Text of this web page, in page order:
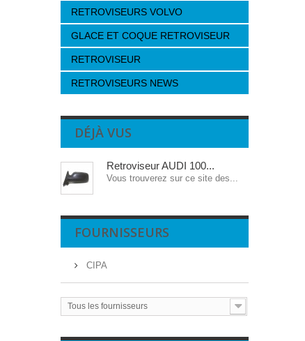
RETROVISEURS VOLVO
GLACE ET COQUE RETROVISEUR
RETROVISEUR
RETROVISEURS NEWS
DÉJÀ VUS
Retroviseur AUDI 100...
Vous trouverez sur ce site des...
FOURNISSEURS
CIPA
Tous les fournisseurs